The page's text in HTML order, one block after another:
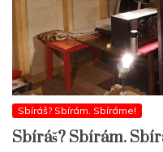
Sbíráš? Sbírám. Sbíráme!
Sbíráš? Sbírám.